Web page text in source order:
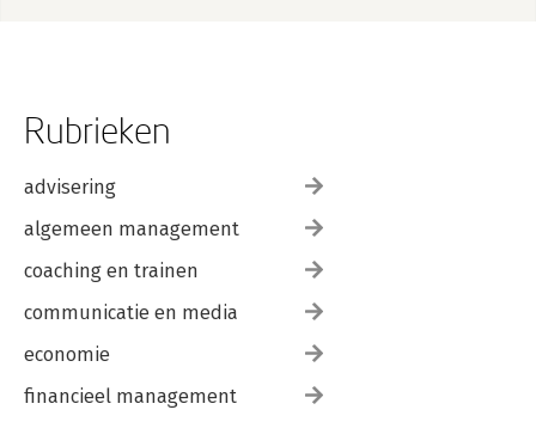
Rubrieken
advisering
algemeen management
coaching en trainen
communicatie en media
economie
financieel management